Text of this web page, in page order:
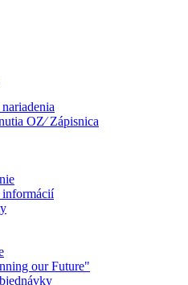
OZ⁄ Zápisnica
informácií
our Future"